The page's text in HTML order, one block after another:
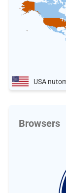
USA
Browsers